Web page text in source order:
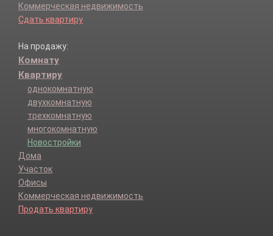
Коммерческая недвижимость
Сдать квартиру
На продажу:
Комнату
Квартиру
однокомнатную
двухкомнатную
трехкомнатную
многокомнатную
Новостройки
Дома
Участок
Офисы
Коммерческая недвижимость
Продать квартиру